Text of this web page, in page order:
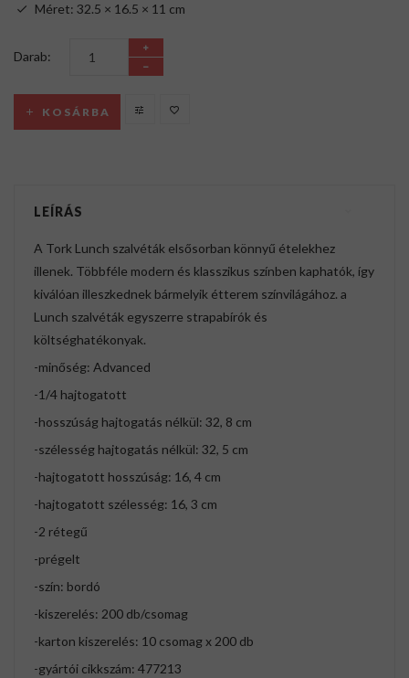
Méret: 32.5 × 16.5 × 11 cm
Darab:
KOSÁRBA
LEÍRÁS
A Tork Lunch szalvéták elsősorban könnyű ételekhez
illenek. Többféle modern és klasszikus színben kaphatók, így
kiválóan illeszkednek bármelyik étterem színvilágához. a
Lunch szalvéták egyszerre strapabírók és
költséghatékonyak.
-minőség: Advanced
-1/4 hajtogatott
-hosszúság hajtogatás nélkül: 32, 8 cm
-szélesség hajtogatás nélkül: 32, 5 cm
-hajtogatott hosszúság: 16, 4 cm
-hajtogatott szélesség: 16, 3 cm
-2 rétegű
-prégelt
-szín: bordó
-kiszerelés: 200 db/csomag
-karton kiszerelés: 10 csomag x 200 db
-gyártói cikkszám: 477213